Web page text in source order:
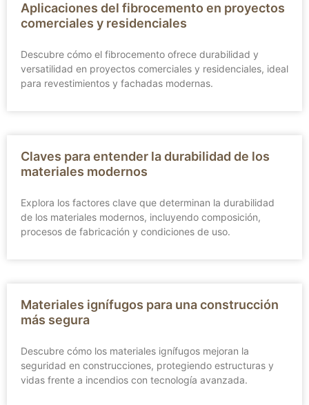
Aplicaciones del fibrocemento en proyectos
comerciales y residenciales
Descubre cómo el fibrocemento ofrece durabilidad y
versatilidad en proyectos comerciales y residenciales, ideal
para revestimientos y fachadas modernas.
Claves para entender la durabilidad de los
materiales modernos
Explora los factores clave que determinan la durabilidad
de los materiales modernos, incluyendo composición,
procesos de fabricación y condiciones de uso.
Materiales ignífugos para una construcción
más segura
Descubre cómo los materiales ignífugos mejoran la
seguridad en construcciones, protegiendo estructuras y
vidas frente a incendios con tecnología avanzada.